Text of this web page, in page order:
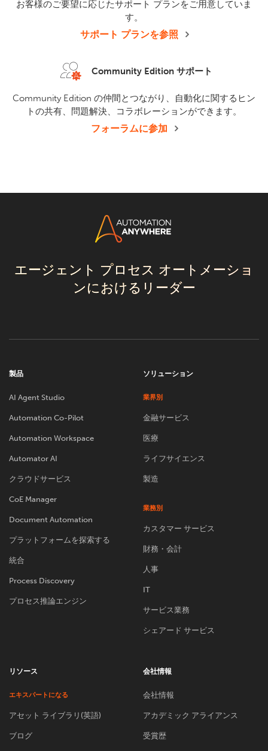
お客様のご要望に応じたサポート プランをご用意していま
す。
サポート プランを参照
Community Edition サポート
Community Edition の仲間とつながり、自動化に関するヒン
トの共有、問題解決、コラボレーションができます。
フォーラムに参加
エージェント プロセス オートメーショ
ンにおけるリーダー
製品
AI Agent Studio
Automation Co-Pilot
Automation Workspace
Automator AI
クラウドサービス
CoE Manager
Document Automation
プラットフォームを探索する
統合
Process Discovery
プロセス推論エンジン
ソリューション
業界別
金融サービス
医療
ライフサイエンス
製造
業務別
カスタマー サービス
財務・会計
人事
IT
サービス業務
シェアード サービス
リソース
エキスパートになる
アセット ライブラリ(英語)
ブログ
会社情報
会社情報
アカデミック アライアンス
受賞歴